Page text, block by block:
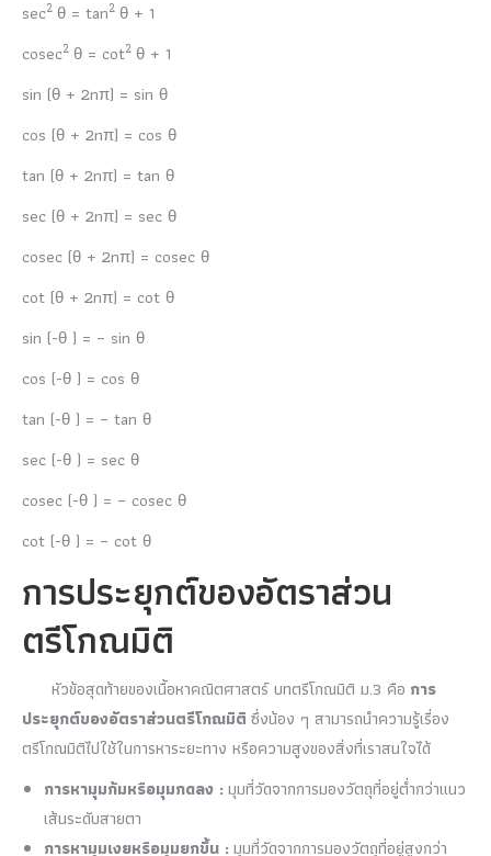
sec2 θ = tan2 θ + 1
cosec2 θ = cot2 θ + 1
sin (θ + 2nπ) = sin θ
cos (θ + 2nπ) = cos θ
tan (θ + 2nπ) = tan θ
sec (θ + 2nπ) = sec θ
cosec (θ + 2nπ) = cosec θ
cot (θ + 2nπ) = cot θ
sin (-θ ) = – sin θ
cos (-θ ) = cos θ
tan (-θ ) = – tan θ
sec (-θ ) = sec θ
cosec (-θ ) = – cosec θ
cot (-θ ) = – cot θ
การประยุกต์ของอัตราส่วน
ตรีโกณมิติ
หัวข้อสุดท้ายของเนื้อหาคณิตศาสตร์ บทตรีโกณมิติ ม.3 คือ การ
ประยุกต์ของอัตราส่วนตรีโกณมิติ ซึ่งน้อง ๆ สามารถนำความรู้เรื่อง
ตรีโกณมิติไปใช้ในการหาระยะทาง หรือความสูงของสิ่งที่เราสนใจได้
การหามุมก้มหรือมุมกดลง : มุมที่วัดจากการมองวัตถุที่อยู่ต่ำกว่าแนว
เส้นระดับสายตา
การหามุมเงยหรือมุมยกขึ้น : มุมที่วัดจากการมองวัตถุที่อยู่สูงกว่า